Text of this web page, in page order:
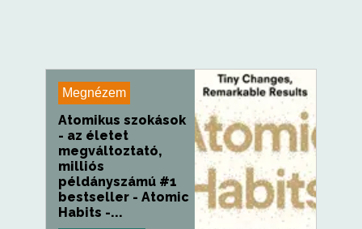
Megnézem
Atomikus szokások
- az életet
megváltoztató,
milliós
példányszámú #1
bestseller - Atomic
Habits -...